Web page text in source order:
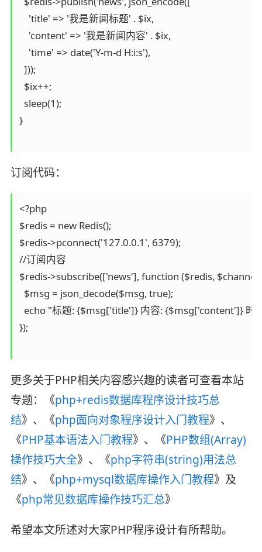
    'title' => '我是新闻标题' . $ix,
    'content' => '我是新闻内容' . $ix,
    'time' => date('Y-m-d H:i:s'),
  ]));
  $ix++;
  sleep(1);
}
订阅代码：
<?php
$redis = new Redis();
$redis->pconnect('127.0.0.1', 6379);
//订阅内容
$redis->subscribe(['news'], function ($redis,
  $msg = json_decode($msg, true);
echo "标题: {$msg['title']} 内容: {$msg['content']}
});
更多关于PHP相关内容感兴趣的读者可查看本站
专题：《php+redis数据库程序设计技巧总
结》、《php面向对象程序设计入门教程》、
《PHP基本语法入门教程》、《PHP数组(Array)
操作技巧大全》、《php字符串(string)用法总
结》、《php+mysql数据库操作入门教程》及
《php常见数据库操作技巧汇总》
希望本文所述对大家PHP程序设计有所帮助。